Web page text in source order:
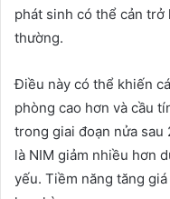
phát sinh có thể cản
thường.
Điều này có thể khiến
phòng cao hơn và cầu
trong giai đoạn nửa sau
là NIM giảm nhiều hơn
yếu. Tiềm năng tăng